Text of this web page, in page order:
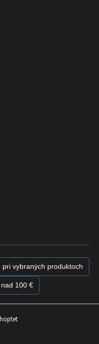
pri vybraných produktoch
100 €